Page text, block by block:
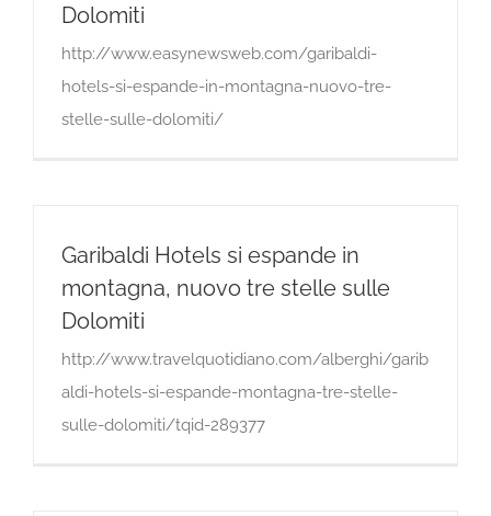
Dolomiti
http://www.easynewsweb.com/garibaldi-
hotels-si-espande-in-montagna-nuovo-tre-
stelle-sulle-dolomiti/
Garibaldi Hotels si espande in
montagna, nuovo tre stelle sulle
Dolomiti
http://www.travelquotidiano.com/alberghi/garib
aldi-hotels-si-espande-montagna-tre-stelle-
sulle-dolomiti/tqid-289377